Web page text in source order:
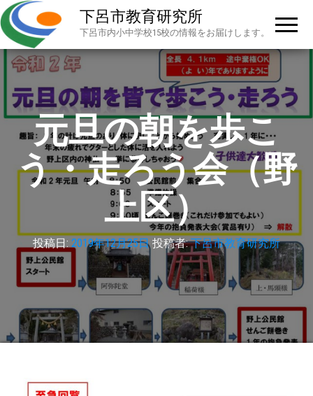
下呂市教育研究所
下呂市内小中学校15校の情報をお届けします。
元旦の朝を歩こ
う・走ろう会（野
上区）
投稿日: 2019年12月25日投稿者:下呂市教育研究所